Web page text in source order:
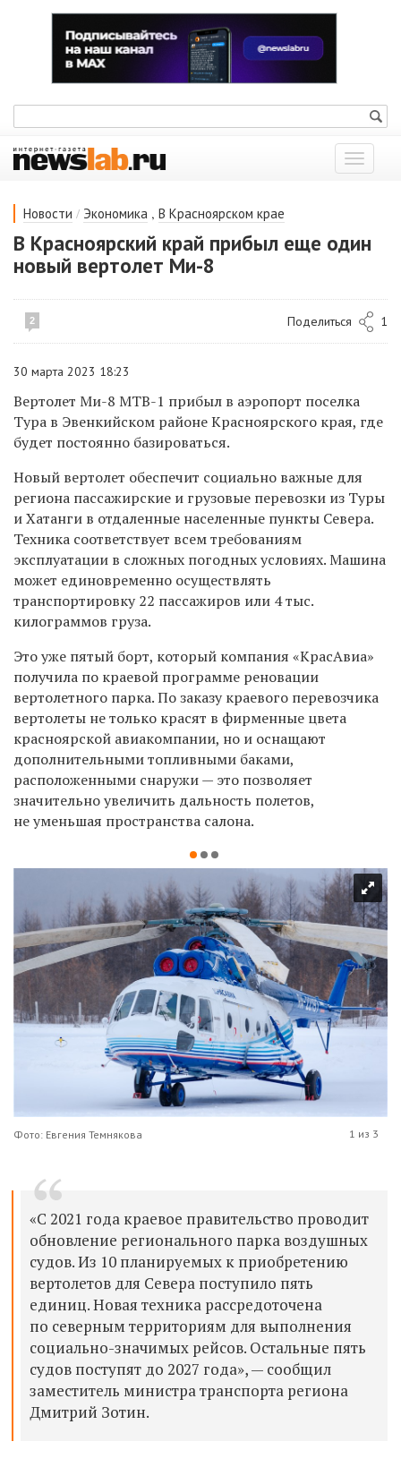
Показать
меню
Новости / Экономика , В Красноярском крае
В Красноярский край прибыл еще один
новый вертолет Ми-8
2 Поделиться 1
30 марта 2023 18:23
Вертолет Ми-8 МТВ-1 прибыл в аэропорт поселка
Тура в Эвенкийском районе Красноярского края, где
будет постоянно базироваться.
Новый вертолет обеспечит социально важные для
региона пассажирские и грузовые перевозки из Туры
и Хатанги в отдаленные населенные пункты Севера.
Техника соответствует всем требованиям
эксплуатации в сложных погодных условиях. Машина
может единовременно осуществлять
транспортировку 22 пассажиров или 4 тыс.
килограммов груза.
Это уже пятый борт, который компания «КрасАвиа»
получила по краевой программе реновации
вертолетного парка. По заказу краевого перевозчика
вертолеты не только красят в фирменные цвета
красноярской авиакомпании, но и оснащают
дополнительными топливными баками,
расположенными снаружи — это позволяет
значительно увеличить дальность полетов,
не уменьшая пространства салона.
Фото: Евгения Темнякова 1 из 3
«С 2021 года краевое правительство проводит
обновление регионального парка воздушных
судов. Из 10 планируемых к приобретению
вертолетов для Севера поступило пять
единиц. Новая техника рассредоточена
по северным территориям для выполнения
социально-значимых рейсов. Остальные пять
судов поступят до 2027 года», — сообщил
заместитель министра транспорта региона
Дмитрий Зотин.